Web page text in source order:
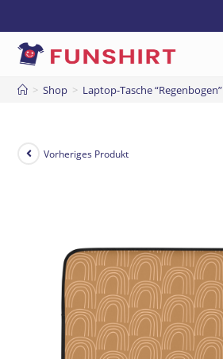
> Shop > Laptop-Tasche “Regenbogen”
Vorheriges Produkt